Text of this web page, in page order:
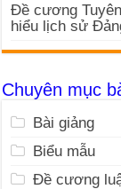
Đề cương
hiểu lịch sử
Chuyên mục
Bài giảng
Biểu mẫu
Đề cương